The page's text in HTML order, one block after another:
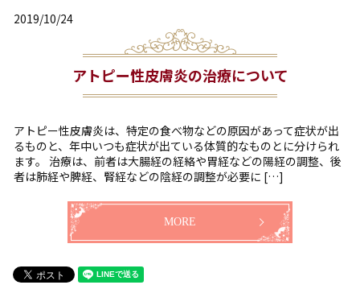
2019/10/24
アトピー性皮膚炎の治療について
アトピー性皮膚炎は、特定の食べ物などの原因があって症状が出
るものと、年中いつも症状が出ている体質的なものとに分けられ
ます。 治療は、前者は大腸経の経絡や胃経などの陽経の調整、後
者は肺経や脾経、腎経などの陰経の調整が必要に […]
MORE